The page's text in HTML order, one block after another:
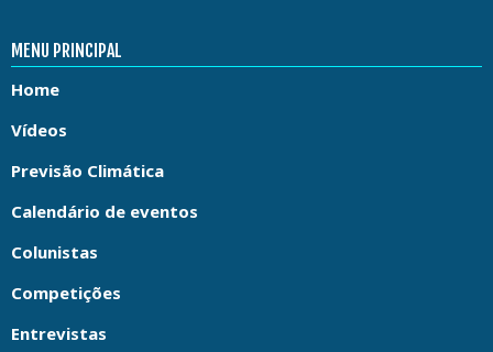
MENU PRINCIPAL
Home
Vídeos
Previsão Climática
Calendário de eventos
Colunistas
Competições
Entrevistas